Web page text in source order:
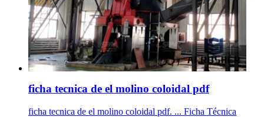
ficha tecnica de el molino coloidal pdf
ficha tecnica de el molino coloidal pdf. ... Ficha Técnica